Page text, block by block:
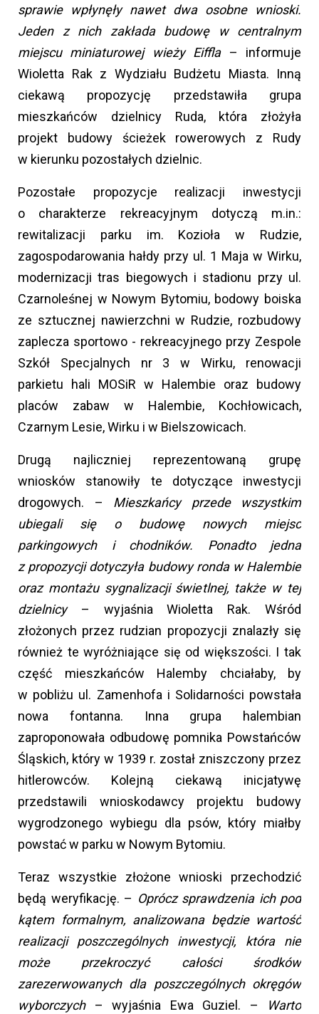
sprawie wpłynęły nawet dwa osobne wnioski.
Jeden z nich zakłada budowę w centralnym
miejscu miniaturowej wieży Eiffla– informuje
Wioletta Rak z Wydziału Budżetu Miasta. Inną
ciekawą propozycję przedstawiła grupa
mieszkańców dzielnicy Ruda, która złożyła
projekt budowy ścieżek rowerowych z Rudy
w kierunku pozostałych dzielnic.
Pozostałe propozycje realizacji inwestycji
o charakterze rekreacyjnym dotyczą m.in.:
rewitalizacji parku im. Kozioła w Rudzie,
zagospodarowania hałdy przy ul. 1 Maja w Wirku,
modernizacji tras biegowych i stadionu przy ul.
Czarnoleśnej w Nowym Bytomiu, bodowy boiska
ze sztucznej nawierzchni w Rudzie, rozbudowy
zaplecza sportowo - rekreacyjnego przy Zespole
Szkół Specjalnych nr 3 w Wirku, renowacji
parkietu hali MOSiR w Halembie oraz budowy
placów zabaw w Halembie, Kochłowicach,
Czarnym Lesie, Wirku i w Bielszowicach.
Drugą najliczniej reprezentowaną grupę
wniosków stanowiły te dotyczące inwestycji
drogowych. – Mieszkańcy przede wszystkim
ubiegali się o budowę nowych miejsc
parkingowych i chodników. Ponadto jedna
z propozycji dotyczyła budowy ronda w Halembie
oraz montażu sygnalizacji świetlnej, także w tej
dzielnicy– wyjaśnia Wioletta Rak. Wśród
złożonych przez rudzian propozycji znalazły się
również te wyróżniające się od większości. I tak
część mieszkańców Halemby chciałaby, by
w pobliżu ul. Zamenhofa i Solidarności powstała
nowa fontanna. Inna grupa halembian
zaproponowała odbudowę pomnika Powstańców
Śląskich, który w 1939 r. został zniszczony przez
hitlerowców. Kolejną ciekawą inicjatywę
przedstawili wnioskodawcy projektu budowy
wygrodzonego wybiegu dla psów, który miałby
powstać w parku w Nowym Bytomiu.
Teraz wszystkie złożone wnioski przechodzić
będą weryfikację. – Oprócz sprawdzenia ich pod
kątem formalnym, analizowana będzie wartość
realizacji poszczególnych inwestycji, która nie
może przekroczyć całości środków
zarezerwowanych dla poszczególnych okręgów
wyborczych– wyjaśnia Ewa Guziel. –
Warto